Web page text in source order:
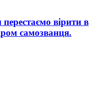
вірити в
самозванця.